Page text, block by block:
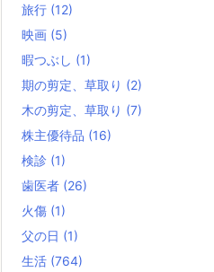
旅行 (12)
映画 (5)
暇つぶし (1)
期の剪定、草取り (2)
木の剪定、草取り (7)
株主優待品 (16)
検診 (1)
歯医者 (26)
火傷 (1)
父の日 (1)
生活 (764)